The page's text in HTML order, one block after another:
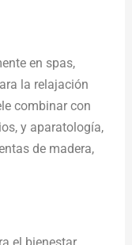
en spas,
la relajación
combinar con
y aparatología,
de madera,